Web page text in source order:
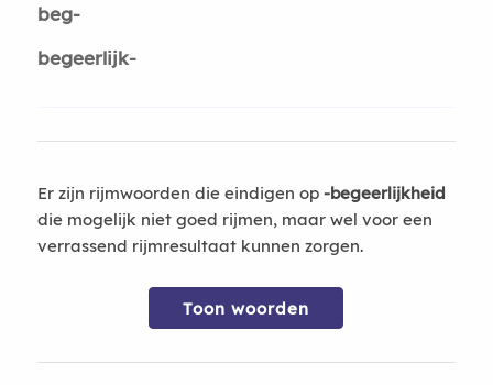
beg-
begeerlijk-
Er zijn rijmwoorden die eindigen op -begeerlijkheid
die mogelijk niet goed rijmen, maar wel voor een
verrassend rijmresultaat kunnen zorgen.
Toon woorden